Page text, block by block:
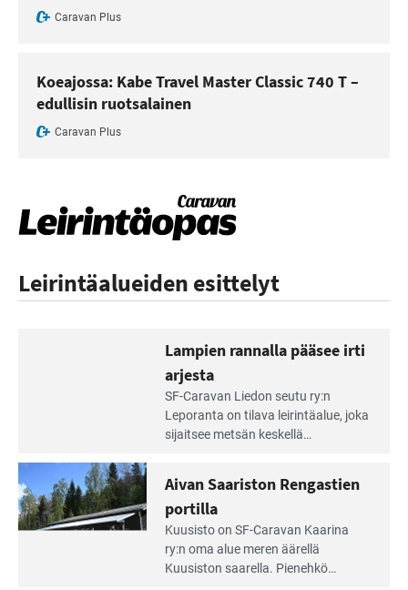
Caravan Plus
Koeajossa: Kabe Travel Master Classic 740 T –
edullisin ruotsalainen
Caravan Plus
Leirintäalueiden esittelyt
rannalla
pääsee
irti
arjesta
Lampien rannalla pääsee irti
arjesta
SF-Caravan Liedon seutu ry:n
Leporanta on tilava leirintäalue, joka
sijaitsee metsän kes­kellä
tarjoaa ympäris­töineen kauniit
maisemat ja loistavat virkistäytymis­
mahdollisuudet.
Lue
Aivan Saariston Rengastien
portilla
Kuusisto on SF-Caravan Kaarina
ry:n oma alue meren äärellä
Kuusiston saarella. Pie­nehkö